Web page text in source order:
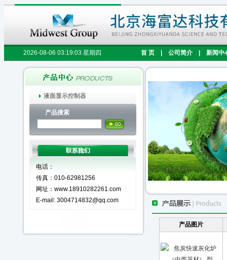
2026-08-06 03:19:04 星期四 首 页 公司简介 新闻中
液面显示控制器
产品搜索
电话：
传真：010-62981256
网址：www.18910282261.com
E-mail: 3004714832@qq.com
产品图片